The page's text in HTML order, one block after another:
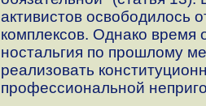
активистов освободилось
комплексов. Однако время
ностальгия по прошлому
реализовать
профессиональной